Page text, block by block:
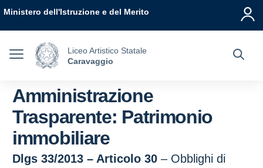
Ministero dell'Istruzione e del Merito
Liceo Artistico Statale
Caravaggio
Amministrazione
Trasparente: Patrimonio
immobiliare
Dlgs 33/2013 – Articolo 30 – Obblighi di